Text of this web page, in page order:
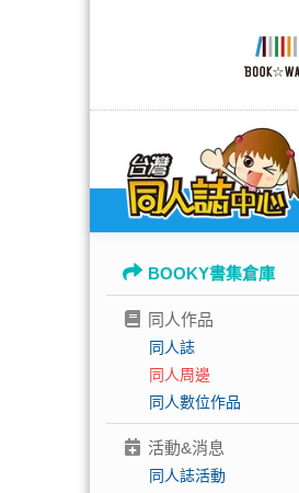
BOOKY書集倉庫
同人作品
同人誌
同人周邊
同人數位作品
活動&消息
同人誌活動